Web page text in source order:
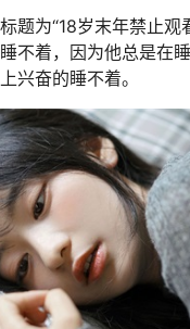
题为“18岁末年禁止观
不着，因为他总是在
兴奋的睡不着。